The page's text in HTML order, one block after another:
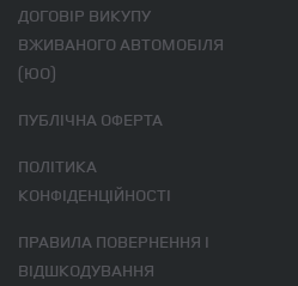
ДОГОВІР ВИКУПУ
ВЖИВАНОГО АВТОМОБІЛЯ
(ЮО)
ПУБЛІЧНА ОФЕРТА
ПОЛІТИКА
КОНФІДЕНЦІЙНОСТІ
ПРАВИЛА ПОВЕРНЕННЯ І
ВІДШКОДУВАННЯ